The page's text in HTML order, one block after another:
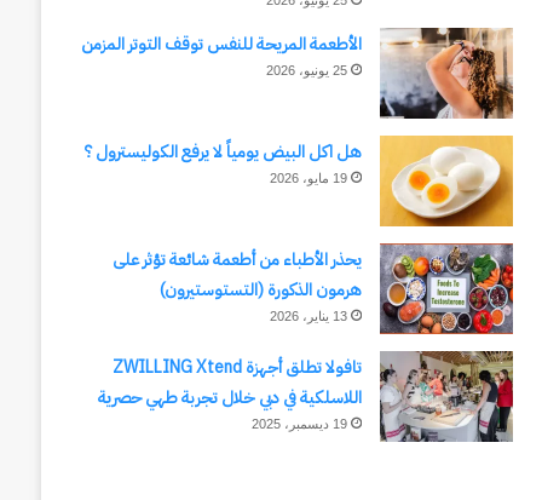
الأطعمة المريحة للنفس توقف التوتر المزمن
25 يونيو، 2026
هل اكل البيض يومياً لا يرفع الكوليسترول ؟
19 مايو، 2026
يحذر الأطباء من أطعمة شائعة تؤثر على
هرمون الذكورة (التستوستيرون)
13 يناير، 2026
تافولا تطلق أجهزة ZWILLING Xtend
اللاسلكية في دبي خلال تجربة طهي حصرية
19 ديسمبر، 2025